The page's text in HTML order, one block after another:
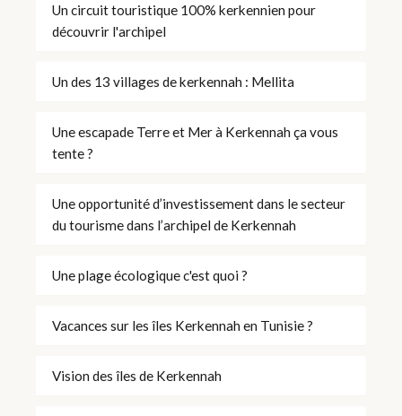
Un circuit touristique 100% kerkennien pour
découvrir l'archipel
Un des 13 villages de kerkennah : Mellita
Une escapade Terre et Mer à Kerkennah ça vous
tente ?
Une opportunité d’investissement dans le secteur
du tourisme dans l’archipel de Kerkennah
Une plage écologique c'est quoi ?
Vacances sur les îles Kerkennah en Tunisie ?
Vision des îles de Kerkennah